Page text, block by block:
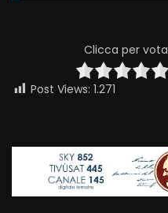
Clicca per
Post Views: 1.271